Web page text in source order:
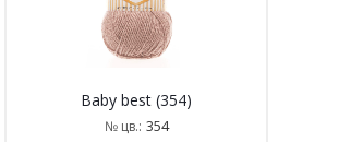
Baby best (354)
№ цв.: 354